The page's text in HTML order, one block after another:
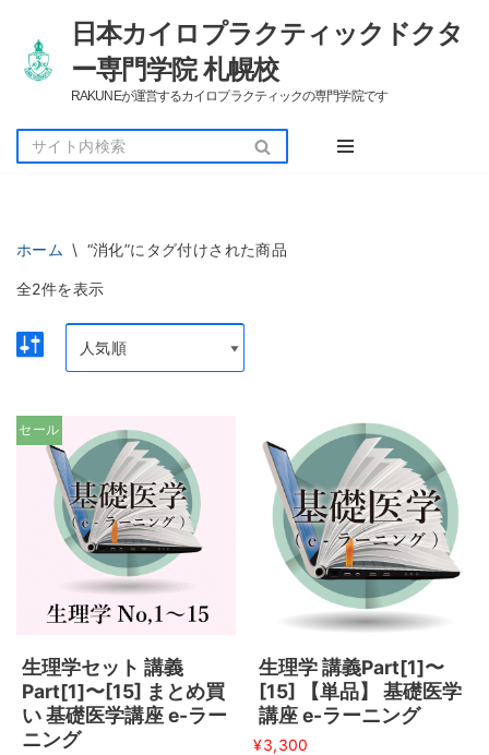
コ
ン
ン
ッ
日本カイロプラクティックドクタ
ー専門学院 札幌校
RAKUNEが運営するカイロプラクティックの専門学院です
ホーム \ “消化”にタグ付けされた商品
全2件を表示
セール
生理学セット 講義
Part[1]〜[15] まとめ買
い 基礎医学講座 e-ラー
ニング
生理学 講義Part[1]〜
[15] 【単品】 基礎医学
講座 e-ラーニング
¥3,300